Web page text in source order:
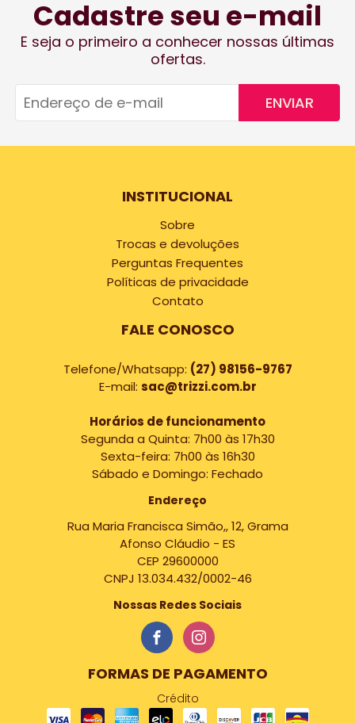
Cadastre seu e-mail
E seja o primeiro a conhecer nossas últimas
ofertas.
ENVIAR
INSTITUCIONAL
Sobre
Trocas e devoluções
Perguntas Frequentes
Políticas de privacidade
Contato
FALE CONOSCO
Telefone/Whatsapp: (27) 98156-9767
E-mail: sac@trizzi.com.br
Horários de funcionamento
Segunda a Quinta: 7h00 às 17h30
Sexta-feira: 7h00 às 16h30
Sábado e Domingo: Fechado
Endereço
Rua Maria Francisca Simão,, 12, Grama
Afonso Cláudio - ES
CEP 29600000
CNPJ 13.034.432/0002-46
Nossas Redes Sociais
FORMAS DE PAGAMENTO
Crédito